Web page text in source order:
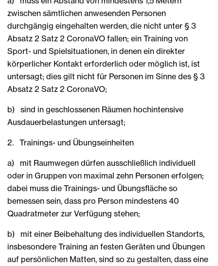
zwischen sämtlichen anwesenden Personen
durchgängig eingehalten werden, die nicht unter § 3
Absatz 2 Satz 2 CoronaVO fallen; ein Training von
Sport- und Spielsituationen, in denen ein direkter
körperlicher Kontakt erforderlich oder möglich ist, ist
untersagt; dies gilt nicht für Personen im Sinne des § 3
Absatz 2 Satz 2 CoronaVO;
b) sind in geschlossenen Räumen hochintensive
Ausdauerbelastungen untersagt;
2. Trainings- und Übungseinheiten
a) mit Raumwegen dürfen ausschließlich individuell
oder in Gruppen von maximal zehn Personen erfolgen;
dabei muss die Trainings- und Übungsfläche so
bemessen sein, dass pro Person mindestens 40
Quadratmeter zur Verfügung stehen;
b) mit einer Beibehaltung des individuellen Standorts,
insbesondere Training an festen Geräten und Übungen
auf persönlichen Matten, sind so zu gestalten, dass eine